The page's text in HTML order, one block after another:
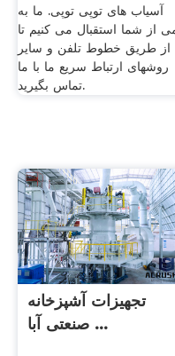
آسیاب های توپی توپی. ما به
از شما استقبال می کنیم تا
از طریق خطوط تلفن و سایر
روشهای ارتباط سریع ما با ما
تماس بگیرید.
تجهیزات آشپزخانه
صنعتی آبا ...